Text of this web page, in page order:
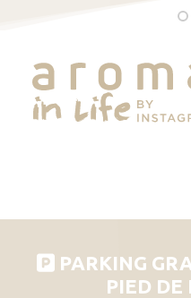
PARKING
PIED DE